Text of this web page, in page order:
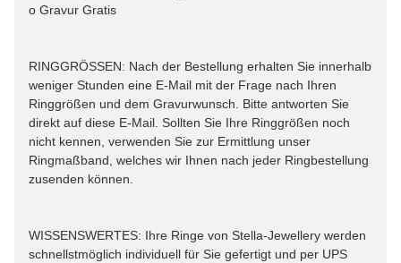
o Gravur Gratis
RINGGRÖSSEN: Nach der Bestellung erhalten Sie innerhalb
weniger Stunden eine E-Mail mit der Frage nach Ihren
Ringgrößen und dem Gravurwunsch. Bitte antworten Sie
direkt auf diese E-Mail. Sollten Sie Ihre Ringgrößen noch
nicht kennen, verwenden Sie zur Ermittlung unser
Ringmaßband, welches wir Ihnen nach jeder Ringbestellung
zusenden können.
WISSENSWERTES: Ihre Ringe von Stella-Jewellery werden
schnellstmöglich individuell für Sie gefertigt und per UPS